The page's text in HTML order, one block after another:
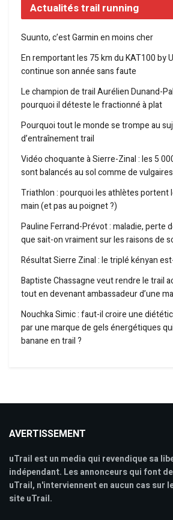
Actualités trail running
Suunto, c’est Garmin en moins cher
En remportant les 75 km du KAT100 by
continue son année sans faute
Le champion de trail Aurélien Dunand-
pourquoi il déteste le fractionné à plat
Pourquoi tout le monde se trompe au
d’entraînement trail
Vidéo choquante à Sierre-Zinal : les 5
sont balancés au sol comme de
Triathlon : pourquoi les athlètes portent
main (et pas au poignet ?)
Pauline Ferrand-Prévot : maladie, perte
que sait-on vraiment sur les raisons de
Résultat Sierre Zinal : le triplé kényan
Baptiste Chassagne veut rendre le trail
tout en devenant ambassadeur d’une
Nouchka Simic : faut-il croire une
par une marque de gels énergétiques
banane en trail ?
AVERTISSEMENT
uTrail est un media qui revendique sa
indépendant. Les annonceurs qui font
uTrail, n'interviennent en aucun cas sur
site uTrail.